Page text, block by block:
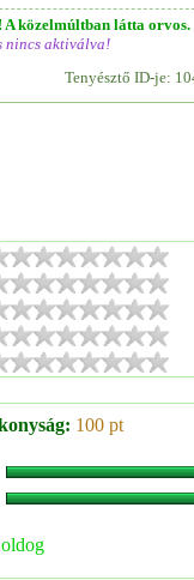
A közelmúltban látta orvos.
nincs aktiválva!
Tenyésztő ID-je:
100 pt